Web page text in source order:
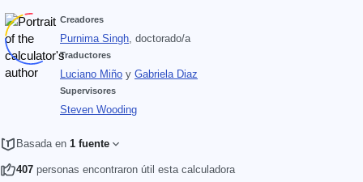
Creadores
Purnima Singh, doctorado/a
Traductores
Luciano Miño y Gabriela Diaz
Supervisores
Steven Wooding
Basada en 1 fuente
407 personas encontraron útil esta calculadora